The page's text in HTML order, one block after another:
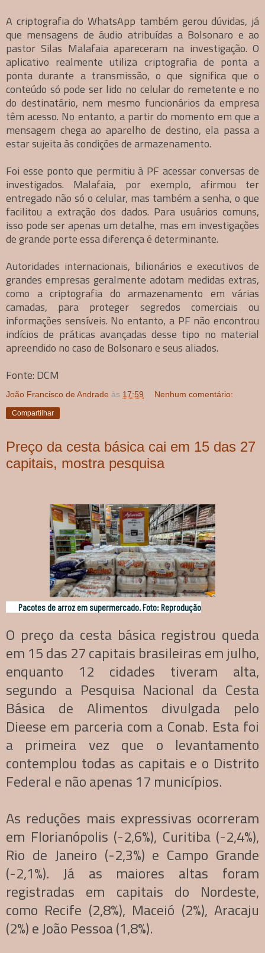
A criptografia do WhatsApp também gerou dúvidas, já
que mensagens de áudio atribuídas a Bolsonaro e ao
pastor Silas Malafaia apareceram na investigação. O
aplicativo realmente utiliza criptografia de ponta a
ponta durante a transmissão, o que significa que o
conteúdo só pode ser lido no celular do remetente e no
do destinatário, nem mesmo funcionários da empresa
têm acesso. No entanto, a partir do momento em que a
mensagem chega ao aparelho de destino, ela passa a
estar sujeita às condições de armazenamento.
Foi esse ponto que permitiu à PF acessar conversas de
investigados. Malafaia, por exemplo, afirmou ter
entregado não só o celular, mas também a senha, o que
facilitou a extração dos dados. Para usuários comuns,
isso pode ser apenas um detalhe, mas em investigações
de grande porte essa diferença é determinante.
Autoridades internacionais, bilionários e executivos de
grandes empresas geralmente adotam medidas extras,
como a criptografia do armazenamento em várias
camadas, para proteger segredos comerciais ou
informações sensíveis. No entanto, a PF não encontrou
indícios de práticas avançadas desse tipo no material
apreendido no caso de Bolsonaro e seus aliados.
Fonte: DCM
João Francisco de Andrade às 17:59 Nenhum comentário:
Compartilhar
Preço da cesta básica cai em 15 das 27
capitais, mostra pesquisa
Pacotes de arroz em supermercado. Foto: Reprodução
O preço da cesta básica registrou queda
em 15 das 27 capitais brasileiras em julho,
enquanto 12 cidades tiveram alta,
segundo a Pesquisa Nacional da Cesta
Básica de Alimentos divulgada pelo
Dieese em parceria com a Conab. Esta foi
a primeira vez que o levantamento
contemplou todas as capitais e o Distrito
Federal e não apenas 17 municípios.
As reduções mais expressivas ocorreram
em Florianópolis (-2,6%), Curitiba (-2,4%),
Rio de Janeiro (-2,3%) e Campo Grande
(-2,1%). Já as maiores altas foram
registradas em capitais do Nordeste,
como Recife (2,8%), Maceió (2%), Aracaju
(2%) e João Pessoa (1,8%).